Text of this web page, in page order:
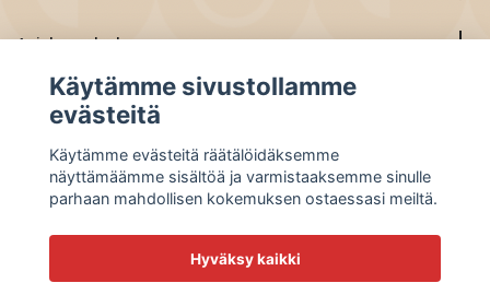
Asiakaspalvelu
Lue lisää
Social Media
Käytämme sivustollamme
evästeitä
Käytämme evästeitä räätälöidäksemme
näyttämäämme sisältöä ja varmistaaksemme sinulle
parhaan mahdollisen kokemuksen ostaessasi meiltä.
Hyväksy kaikki